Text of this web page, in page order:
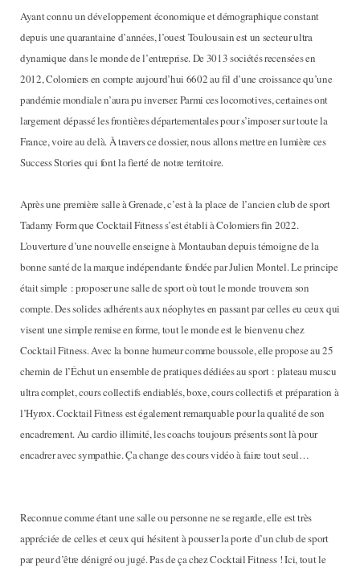
Ayant connu un développement économique et démographique constant
depuis une quarantaine d’années, l’ouest Toulousain est un secteur ultra
dynamique dans le monde de l’entreprise. De 3013 sociétés recensées en
2012, Colomiers en compte aujourd’hui 6602 au fil d’une croissance qu’une
pandémie mondiale n’aura pu inverser. Parmi ces locomotives, certaines ont
largement dépassé les frontières départementales pour s’imposer sur toute la
France, voire au delà. À travers ce dossier, nous allons mettre en lumière ces
Success Stories qui font la fierté de notre territoire.
Après une première salle à Grenade, c’est à la place de l’ancien club de sport
Tadamy Form que Cocktail Fitness s’est établi à Colomiers fin 2022.
L’ouverture d’une nouvelle enseigne à Montauban depuis témoigne de la
bonne santé de la marque indépendante fondée par Julien Montel. Le principe
était simple : proposer une salle de sport où tout le monde trouvera son
compte. Des solides adhérents aux néophytes en passant par celles eu ceux qui
visent une simple remise en forme, tout le monde est le bienvenu chez
Cocktail Fitness. Avec la bonne humeur comme boussole, elle propose au 25
chemin de l’Échut un ensemble de pratiques dédiées au sport : plateau muscu
ultra complet, cours collectifs endiablés, boxe, cours collectifs et préparation à
l’Hyrox. Cocktail Fitness est également remarquable pour la qualité de son
encadrement. Au cardio illimité, les coachs toujours présents sont là pour
encadrer avec sympathie. Ça change des cours vidéo à faire tout seul…
Reconnue comme étant une salle ou personne ne se regarde, elle est très
appréciée de celles et ceux qui hésitent à pousser la porte d’un club de sport
par peur d’être dénigré ou jugé. Pas de ça chez Cocktail Fitness ! Ici, tout le